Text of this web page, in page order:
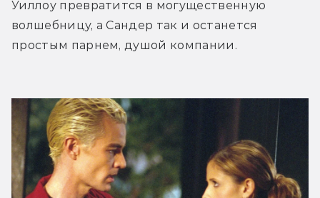
Уиллоу превратится в могущественную
волшебницу, а Сандер так и останется
простым парнем, душой компании.